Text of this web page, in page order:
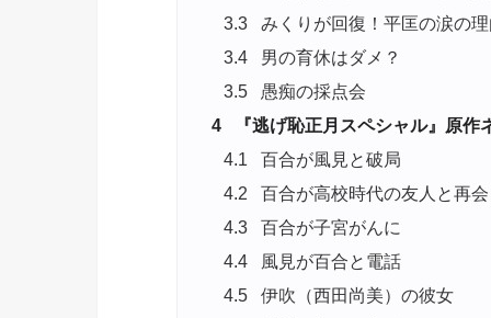
3.3
みくりが回復！平匡の涙の
3.4
男の育休はダメ？
3.5
愚痴の採点会
4
『逃げ恥正月スペシャル』原
4.1
百合が風見と破局
4.2
百合が高校時代の友人と再会
4.3
百合が子宮がんに
4.4
風見が百合と電話
4.5
伊吹（西田尚美）の彼女